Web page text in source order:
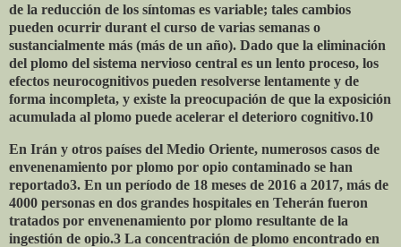
de la reducción de los síntomas es variable; tales cambios
pueden ocurrir durant el curso de varias semanas o
sustancialmente más (más de un año). Dado que la eliminación
del plomo del sistema nervioso central es un lento proceso, los
efectos neurocognitivos pueden resolverse lentamente y de
forma incompleta, y existe la preocupación de que la exposición
acumulada al plomo puede acelerar el deterioro cognitivo.10
En Irán y otros países del Medio Oriente, numerosos casos de
envenenamiento por plomo por opio contaminado se han
reportado3. En un período de 18 meses de 2016 a 2017, más de
4000 personas en dos grandes hospitales en Teherán fueron
tratados por envenenamiento por plomo resultante de la
ingestión de opio.3 La concentración de plomo encontrado en